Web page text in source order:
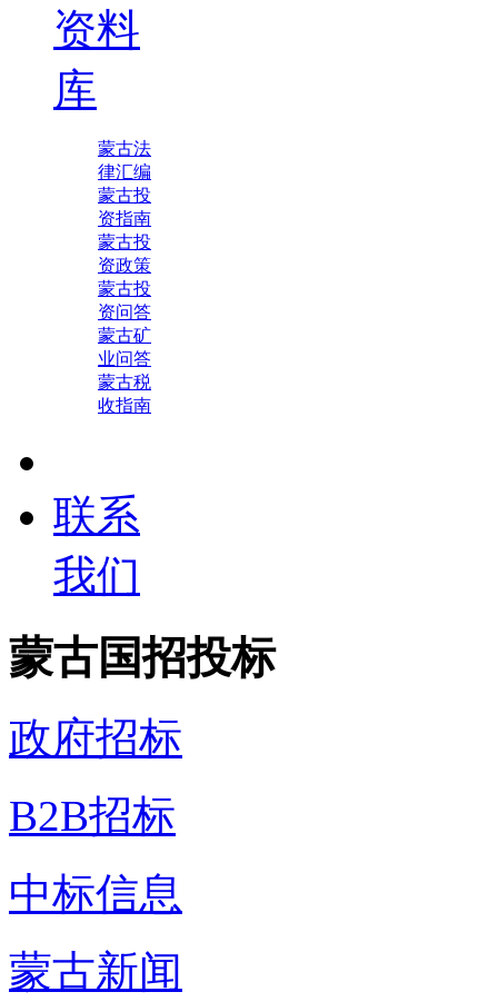
资料
库
蒙古法
律汇编
蒙古投
资指南
蒙古投
资政策
蒙古投
资问答
蒙古矿
业问答
蒙古税
收指南
联系
我们
蒙古国招投标
政府招标
B2B招标
中标信息
蒙古新闻